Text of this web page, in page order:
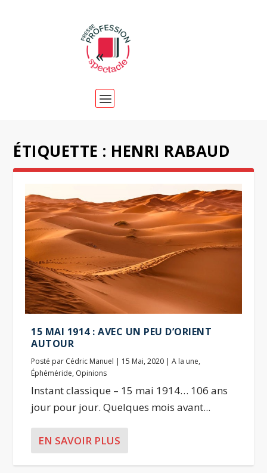
ÉTIQUETTE : HENRI RABAUD
15 MAI 1914 : AVEC UN PEU D’ORIENT
AUTOUR
Posté par Cédric Manuel | 15 Mai, 2020 |A la une,
Éphéméride, Opinions
Instant classique – 15 mai 1914… 106 ans
jour pour jour. Quelques mois avant...
EN SAVOIR PLUS